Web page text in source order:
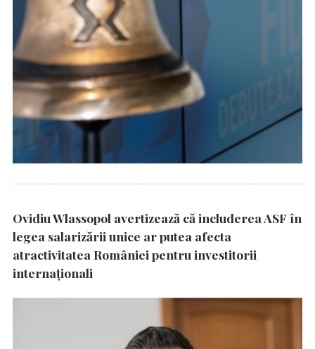
Ovidiu Wlassopol avertizează că includerea ASF în
legea salarizării unice ar putea afecta
atractivitatea României pentru investitorii
internaționali